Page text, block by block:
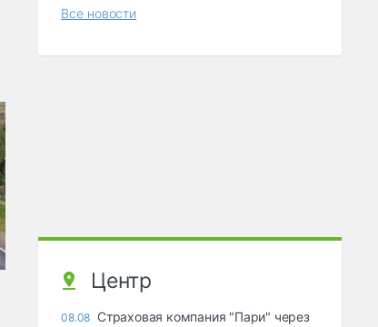
Все новости
Центр
08.08 Страховая компания "Пари" через